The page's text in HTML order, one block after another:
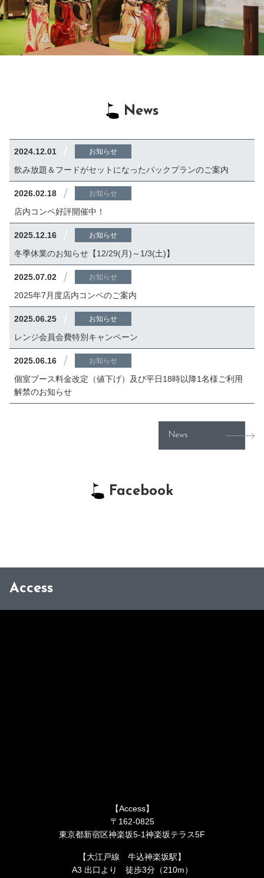
News
2024.12.01 / お知らせ
飲み放題＆フードがセットになったパックプランのご案内
2026.02.18 / お知らせ
店内コンペ好評開催中！
2025.12.16 / お知らせ
冬季休業のお知らせ【12/29(月)～1/3(土)】
2025.07.02 / お知らせ
2025年7月度店内コンペのご案内
2025.06.25 / お知らせ
レンジ会員会費特別キャンペーン
2025.06.16 / お知らせ
個室ブース料金改定（値下げ）及び平日18時以降1名様ご利用
解禁のお知らせ
News
Facebook
Access
【Access】
〒162-0825
東京都新宿区神楽坂5-1神楽坂テラス5F
【大江戸線 牛込神楽坂駅】
A3 出口より 徒歩3分（210m）